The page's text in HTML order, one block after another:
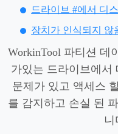
드라이브 #에서 디
장치가 인식되지 않
WorkinTool 파티션 데
가있는 드라이브에서
문제가 있고 액세스
를 감지하고 손실 된
니